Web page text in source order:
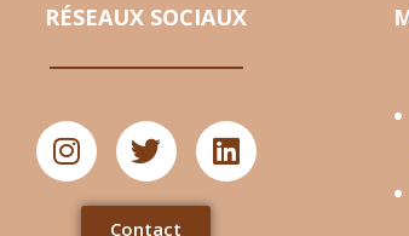
RÉSEAUX SOCIAUX
Contact